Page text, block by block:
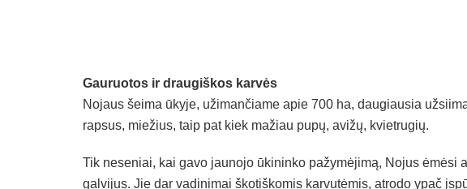
Gauruotos ir draugiškos karvės
Nojaus šeima ūkyje, užimančiame apie 700 ha, daugiausia
rapsus, miežius, taip pat kiek mažiau pupų, avižų, kvietrugių.
Tik neseniai, kai gavo jaunojo ūkininko pažymėjimą, Nojus ėmėsi
galvijus. Jie dar vadinimai škotiškomis karvutėmis, atrodo ypač